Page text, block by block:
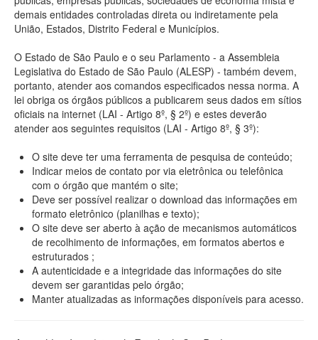
demais entidades controladas direta ou indiretamente pela
União, Estados, Distrito Federal e Municípios.
O Estado de São Paulo e o seu Parlamento - a Assembleia
Legislativa do Estado de São Paulo (ALESP) - também devem,
portanto, atender aos comandos especificados nessa norma. A
lei obriga os órgãos públicos a publicarem seus dados em sítios
oficiais na internet (LAI - Artigo 8º, § 2º) e estes deverão
atender aos seguintes requisitos (LAI - Artigo 8º, § 3º):
O site deve ter uma ferramenta de pesquisa de conteúdo;
Indicar meios de contato por via eletrônica ou telefônica
com o órgão que mantém o site;
Deve ser possível realizar o download das informações em
formato eletrônico (planilhas e texto);
O site deve ser aberto à ação de mecanismos automáticos
de recolhimento de informações, em formatos abertos e
estruturados ;
A autenticidade e a integridade das informações do site
devem ser garantidas pelo órgão;
Manter atualizadas as informações disponíveis para acesso.